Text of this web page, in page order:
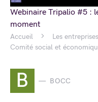
Accueil
Les
Comité social et
B BOCC
Webinaire Tripalio #5 :
moment